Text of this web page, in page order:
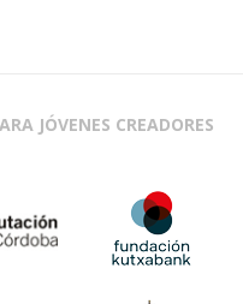
JÓVENES CREADORES